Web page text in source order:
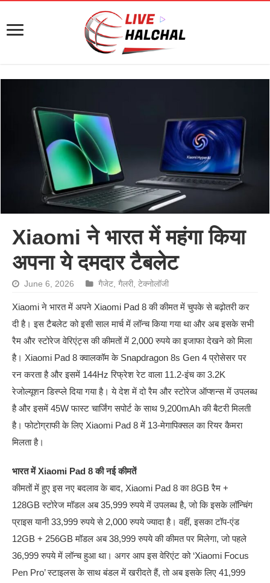
Xiaomi ने भारत में महंगा किया
अपना ये दमदार टैबलेट
June 6, 2026 गैजेट ,गैलरी ,टेक्नोलॉजी
Xiaomi ने भारत में अपने Xiaomi Pad 8 की कीमत में चुपके से बढ़ोतरी कर
दी है। इस टैबलेट को इसी साल मार्च में लॉन्च किया गया था और अब इसके सभी
रैम और स्टोरेज वेरिएंट्स की कीमतों में 2,000 रुपये का इजाफा देखने को मिला
है। Xiaomi Pad 8 क्वालकॉम के Snapdragon 8s Gen 4 प्रोसेसर पर
रन करता है और इसमें 144Hz रिफ्रेश रेट वाला 11.2-इंच का 3.2K
रेजोल्यूशन डिस्प्ले दिया गया है। ये देश में दो रैम और स्टोरेज ऑप्शन्स में उपलब्ध
है और इसमें 45W फास्ट चार्जिंग सपोर्ट के साथ 9,200mAh की बैटरी मिलती
है। फोटोग्राफी के लिए Xiaomi Pad 8 में 13-मेगापिक्सल का रियर कैमरा
मिलता है।
भारत में Xiaomi Pad 8 की नई कीमतें
कीमतों में हुए इस नए बदलाव के बाद, Xiaomi Pad 8 का 8GB रैम +
128GB स्टोरेज मॉडल अब 35,999 रुपये में उपलब्ध है, जो कि इसके लॉन्चिंग
प्राइस यानी 33,999 रुपये से 2,000 रुपये ज्यादा है। वहीं, इसका टॉप-एंड
12GB + 256GB मॉडल अब 38,999 रुपये की कीमत पर मिलेगा, जो पहले
36,999 रुपये में लॉन्च हुआ था। अगर आप इस वेरिएंट को ‘Xiaomi Focus
Pen Pro’ स्टाइलस के साथ बंडल में खरीदते हैं, तो अब इसके लिए 41,999